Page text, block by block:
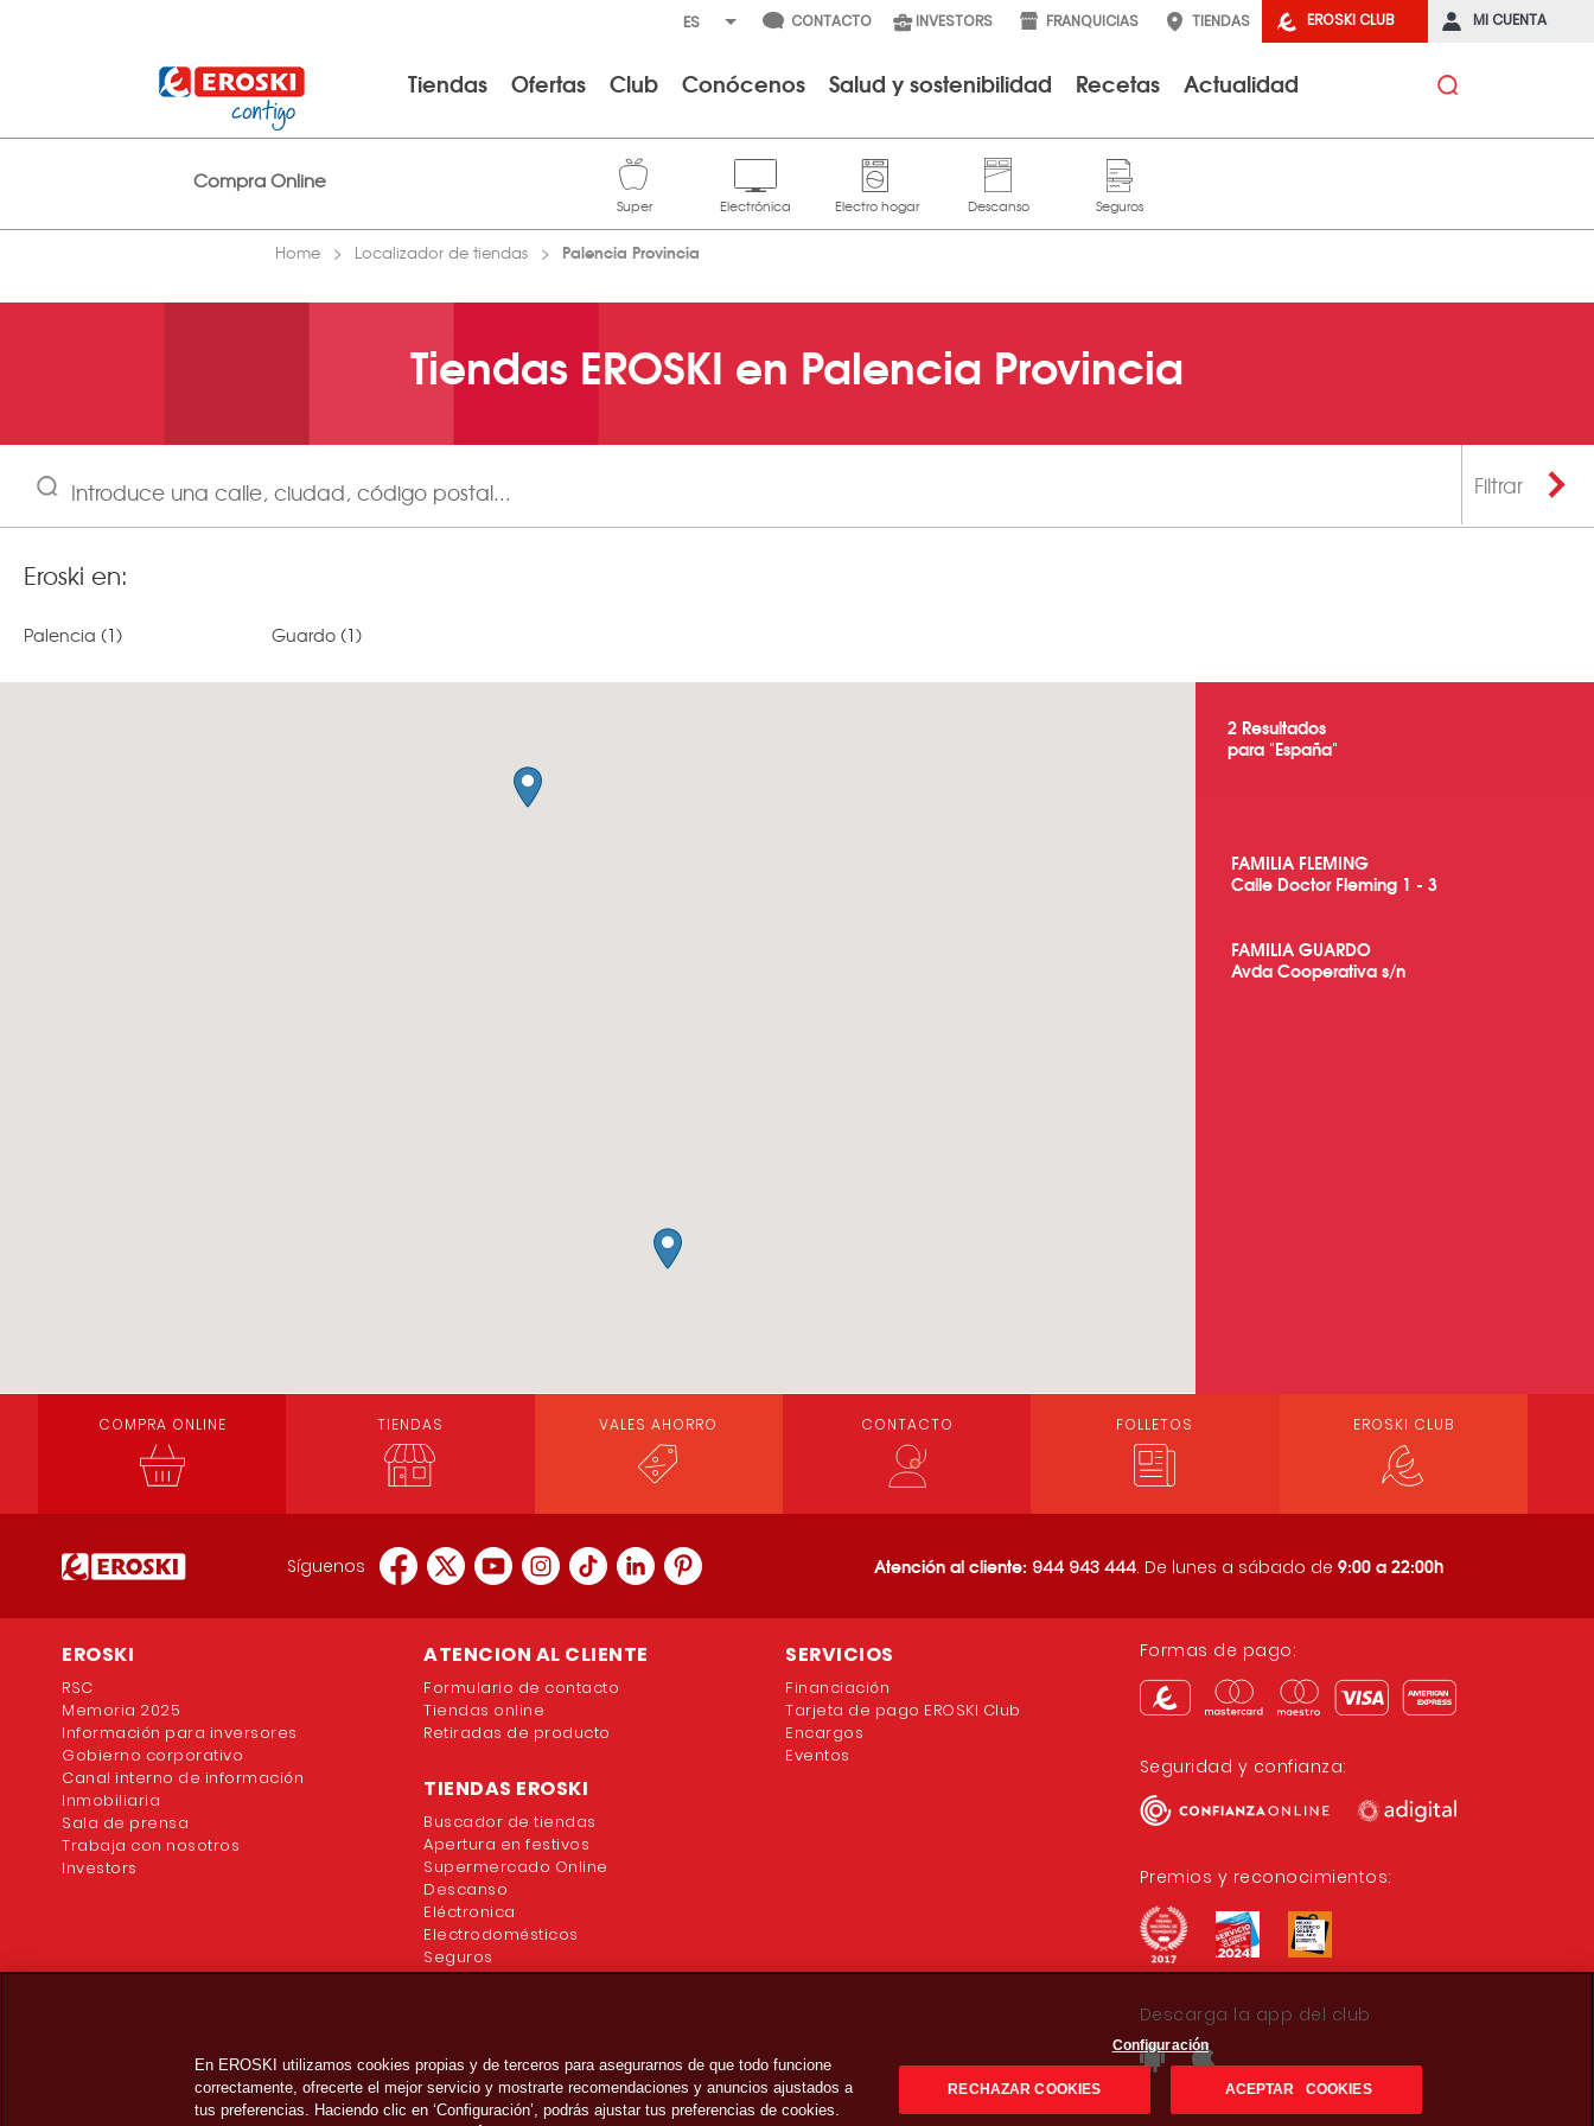
EROSKI CLUB MI CUENTA
CONTACTO INVESTORS FRANQUICIAS TIENDAS
Tiendas Ofertas Club Conócenos Salud y sostenibilidad Recetas Actualidad
Compra Online
Home Localizador de tiendas Palencia Provincia
Tiendas EROSKI en Palencia Provincia
Introduce una calle, ciudad, código postal...
Eroski en:
Palencia (1) Guardo(1)
2Resultados
para "España"
FAMILIA FLEMING
Calle Doctor Fleming 1 - 3
FAMILIA GUARDO
Avda Cooperativa s/n
COMPRA ONLINE TIENDAS VALES AHORRO CONTACTO FOLLETOS EROSKI CLUB
Síguenos Atención al cliente: 944 943 444. De lunes a sábado de 9:00 a 22:00h
EROSKI
RSC
Memoria 2025
Información para inversores
Gobierno corporativo
Canal interno de información
Inmobiliaria
Sala de prensa
Trabaja con nosotros
Investors
ATENCION AL CLIENTE
Formulario de contacto
Tiendas online
Retiradas de producto
TIENDAS EROSKI
Buscador de tiendas
Apertura en festivos
Supermercado Online
Descanso
Eléctronica
Electrodomésticos
Seguros
SERVICIOS
Financiación
Tarjeta de pago EROSKI Club
Encargos
Eventos
Formas de pago:
Seguridad y confianza:
Premios y reconocimientos:
Descarga la app del club
En EROSKI utilizamos cookies propias y de terceros para asegurarnos de que todo funcione
correctamente, ofrecerte el mejor servicio y mostrarte recomendaciones y anuncios ajustados a
tus preferencias. Haciendo clic en ‘Configuración’, podrás ajustar tus preferencias de cookies.
Configuración
RECHAZAR COOKIES ACEPTAR COOKIES